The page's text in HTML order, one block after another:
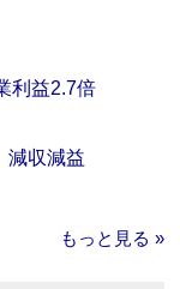
利益2.7倍
減収減益
もっと見る »